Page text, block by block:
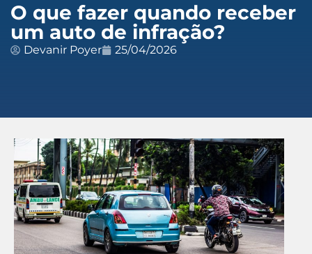
O que fazer quando receber
um auto de infração?
Devanir Poyer 25/04/2026